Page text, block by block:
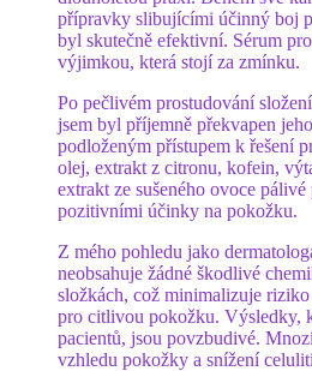
přípravky slibujícími účinný boj
byl skutečně efektivní. Sérum
výjimkou, která stojí za zmínku.
Po pečlivém prostudování
jsem byl příjemně překvapen
podloženým přístupem k řešení
olej, extrakt z citronu, kofein,
extrakt ze sušeného ovoce
pozitivními účinky na pokožku.
Z mého pohledu jako
neobsahuje žádné škodlivé
složkách, což minimalizuje
pro citlivou pokožku. Výsledky,
pacientů, jsou povzbudivé.
vzhledu pokožky a snížení